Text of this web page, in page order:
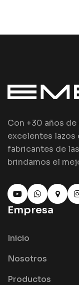
Con +30 años
excelentes
fabricantes de
brindamos el
Empresa
Inicio
Nosotros
Productos